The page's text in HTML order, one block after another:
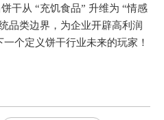
干从 “充饥食品” 升维为 “情感
品类边界，为企业开辟高利润
个定义饼干行业未来的玩家！